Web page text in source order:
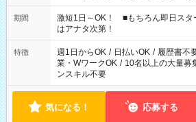
期間
激短1日～OK！ ■もちろん即日ス
はアナタ次第！
特徴 週1日からOK / 日払いOK / 履歴書不
業・WワークOK / 10名以上の大量募
ンスキル不要
気になる！ 応募する